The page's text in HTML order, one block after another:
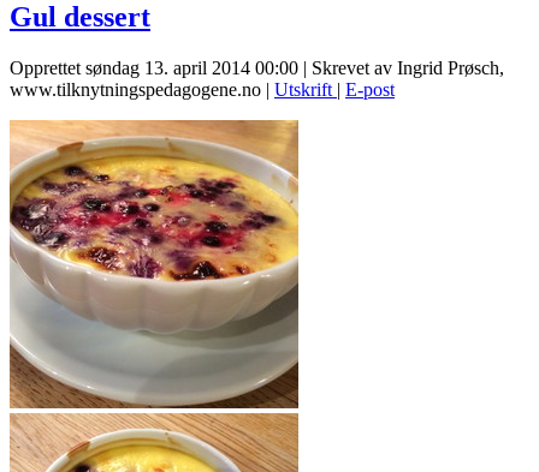
Gul dessert
Opprettet søndag 13. april 2014 00:00 | Skrevet av Ingrid Prøsch,
www.tilknytningspedagogene.no | Utskrift | E-post